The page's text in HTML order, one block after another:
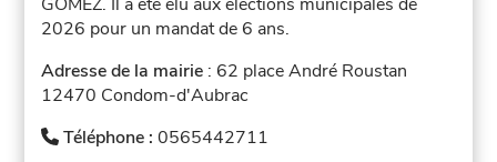
2026 pour un mandat de 6 ans.
Adresse de la mairie : 62 place André Roustan
12470 Condom-d'Aubrac
Téléphone :0565442711